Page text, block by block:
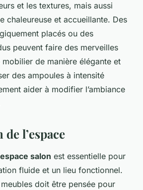
et les textures, mais aussi
chaleureuse et accueillante. Des
placés ou des
peuvent faire des merveilles
de manière élégante et
des ampoules à intensité
aider à modifier l’ambiance
l’espace
espace salon est essentielle pour
fluide et un lieu fonctionnel.
doit être pensée pour